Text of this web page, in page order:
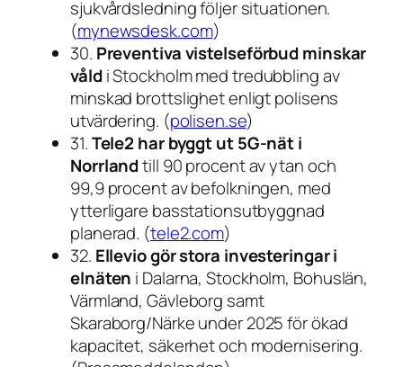
sjukvårdsledning följer situationen.
(mynewsdesk.com)
30. Preventiva vistelseförbud minskar
våldi Stockholm med tredubbling av
minskad brottslighet enligt polisens
utvärdering. (polisen.se)
31.Tele2 har byggt ut 5G-nät i
Norrlandtill 90 procent av ytan och
99,9 procent av befolkningen, med
ytterligare basstationsutbyggnad
planerad. (tele2.com)
32. Ellevio gör stora investeringar i
elnäten i Dalarna, Stockholm, Bohuslän,
Värmland, Gävleborg samt
Skaraborg/Närke under 2025 för ökad
kapacitet, säkerhet och modernisering.